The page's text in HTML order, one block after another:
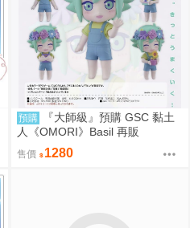
預購
『大師級』預購 GSC 黏土
人《OMORI》Basil 再販
售價 1280